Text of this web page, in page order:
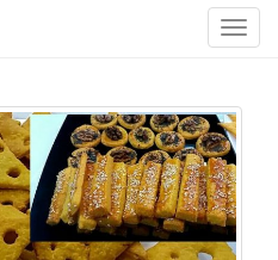
П
а
з
а
т
ь
/